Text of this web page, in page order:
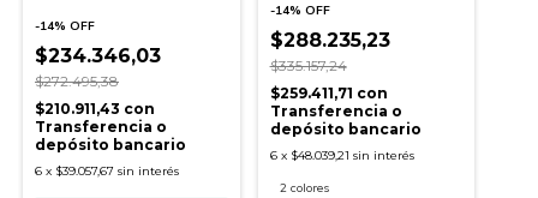
-14% OFF
$234.346,03
$272.495,38
$210.911,43 con
Transferencia o
depósito bancario
6 x $39.057,67 sin interés
-14% OFF
$288.235,23
$335.157,24
$259.411,71 con
Transferencia o
depósito bancario
6 x $48.039,21 sin interés
2 colores